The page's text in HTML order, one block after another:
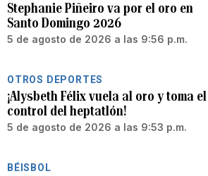
Stephanie Piñeiro va por el oro en
Santo Domingo 2026
5 de agosto de 2026 a las 9:56 p.m.
OTROS DEPORTES
¡Alysbeth Félix vuela al oro y toma el
control del heptatlón!
5 de agosto de 2026 a las 9:53 p.m.
BÉISBOL